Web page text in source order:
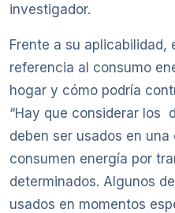
investigador.
Frente a su aplicabilidad,
referencia al consumo
hogar y cómo podría
“Hay que considerar los
deben ser usados en
consumen energía por
determinados. Algunos
usados en momentos